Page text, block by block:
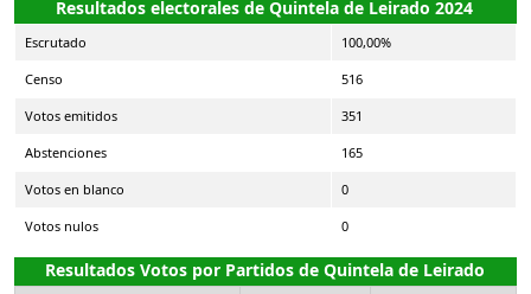
Resultados electorales de Quintela de Leirado 2024
Escrutado 100,00%
Censo 516
Votos emitidos 351
Abstenciones 165
Votos en blanco 0
Votos nulos 0
Resultados Votos por Partidos de Quintela de Leirado